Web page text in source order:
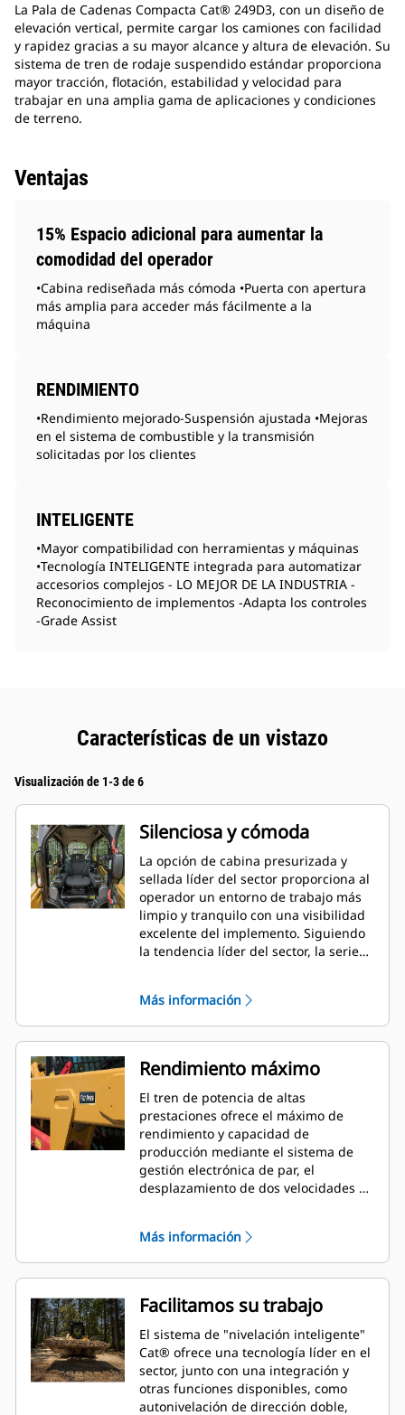
La Pala de Cadenas Compacta Cat® 249D3, con un diseño de
elevación vertical, permite cargar los camiones con facilidad
y rapidez gracias a su mayor alcance y altura de elevación. Su
sistema de tren de rodaje suspendido estándar proporciona
mayor tracción, flotación, estabilidad y velocidad para
trabajar en una amplia gama de aplicaciones y condiciones
de terreno.
Ventajas
15% Espacio adicional para aumentar la
comodidad del operador
•Cabina rediseñada más cómoda •Puerta con apertura
más amplia para acceder más fácilmente a la
máquina
RENDIMIENTO
•Rendimiento mejorado-Suspensión ajustada •Mejoras
en el sistema de combustible y la transmisión
solicitadas por los clientes
INTELIGENTE
•Mayor compatibilidad con herramientas y máquinas
•Tecnología INTELIGENTE integrada para automatizar
accesorios complejos - LO MEJOR DE LA INDUSTRIA -
Reconocimiento de implementos -Adapta los controles
-Grade Assist
Características de un vistazo
Visualización de 1-3 de 6
Silenciosa y cómoda
La opción de cabina presurizada y
sellada líder del sector proporciona al
operador un entorno de trabajo más
limpio y tranquilo con una visibilidad
excelente del implemento. Siguiendo
la tendencia líder del sector, la serie
palanca tipo joystick para mejorar la
comodidad del operador.
Más información
Rendimiento máximo
El tren de potencia de altas
prestaciones ofrece el máximo de
rendimiento y capacidad de
producción mediante el sistema de
gestión electrónica de par, el
desplazamiento de dos velocidades de
desacelerador.
Más información
Facilitamos su trabajo
El sistema de "nivelación inteligente"
Cat® ofrece una tecnología líder en el
sector, junto con una integración y
otras funciones disponibles, como
autonivelación de dirección doble,